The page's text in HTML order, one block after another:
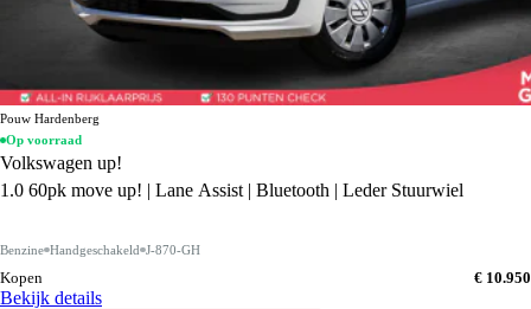
Pouw Hardenberg
Op voorraad
Volkswagen up!
1.0 60pk move up! | Lane Assist | Bluetooth | Leder Stuurwiel
Benzine Handgeschakeld J-870-GH
Kopen € 10.950
Bekijk details